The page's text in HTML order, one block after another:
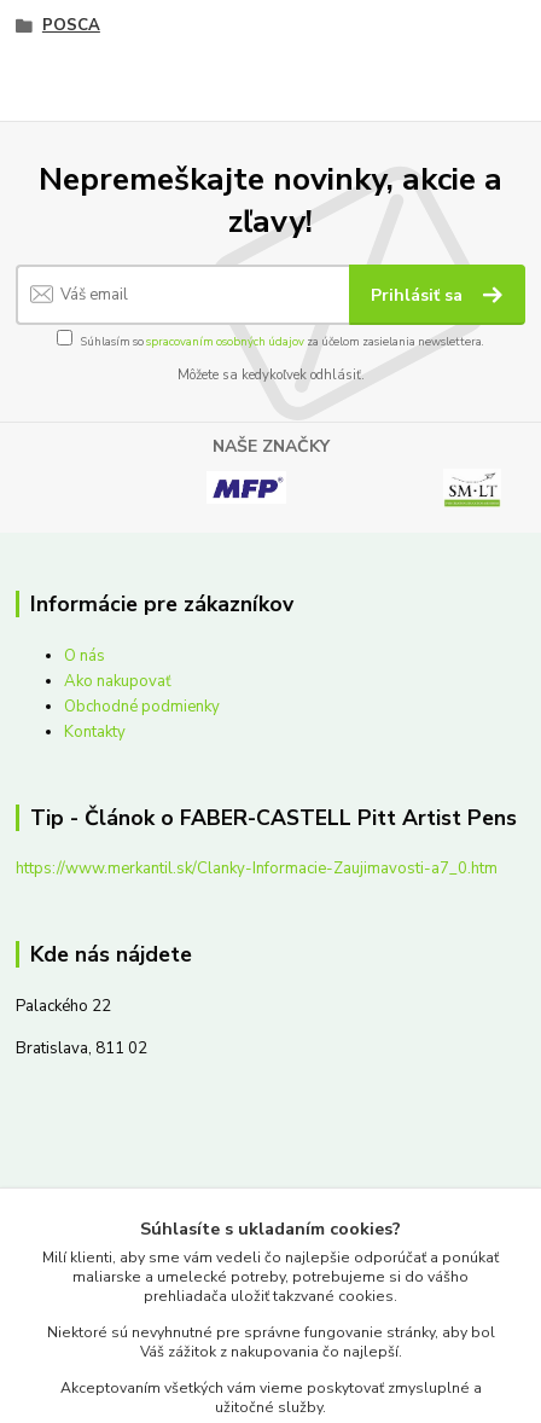
POSCA
Nepremeškajte novinky, akcie a
zľavy!
Prihlásiť sa
Súhlasím sospracovaním osobných údajov za účelom zasielania newslettera.
Môžete sa kedykoľvek odhlásiť.
NAŠE ZNAČKY
Informácie pre zákazníkov
O nás
Ako nakupovať
Obchodné podmienky
Kontakty
Tip - Článok o FABER-CASTELL Pitt Artist Pens
https://www.merkantil.sk/Clanky-Informacie-Zaujimavosti-a7_0.htm
Kde nás nájdete
Palackého 22
Bratislava, 811 02
www.merkantil.sk
Pondelok-Piatok: 9.00-17.00hod.
objednavky@merkantil-obchod.sk
Súhlasíte s ukladaním cookies?
Milí klienti, aby sme vám vedeli čo najlepšie odporúčať a ponúkať
maliarske a umelecké potreby, potrebujeme si do vášho
prehliadača uložiť takzvané cookies.
Niektoré sú nevyhnutné pre správne fungovanie stránky, aby bol
Váš zážitok z nakupovania čo najlepší.
Akceptovaním všetkých vám vieme poskytovať zmysluplné a
užitočné služby.